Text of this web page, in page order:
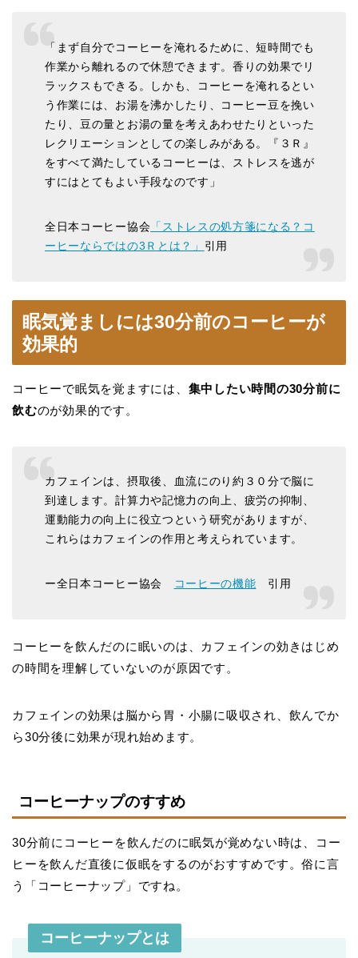
「まず自分でコーヒーを淹れるために、短時間でも
作業から離れるので休憩できます。香りの効果でリ
ラックスもできる。しかも、コーヒーを淹れるとい
う作業には、お湯を沸かしたり、コーヒー豆を挽い
たり、豆の量とお湯の量を考えあわせたりといった
レクリエーションとしての楽しみがある。『３Ｒ』
をすべて満たしているコーヒーは、ストレスを逃が
すにはとてもよい手段なのです」
全日本コーヒー協会 「ストレスの処方箋になる？コ
ーヒーならではの3Ｒとは？」 引用
眠気覚ましには30分前のコーヒーが
効果的
コーヒーで眠気を覚ますには、 集中したい時間の30分前に
飲むのが効果的です。
カフェインは、摂取後、血流にのり約３０分で脳に
到達します。計算力や記憶力の向上、疲労の抑制、
運動能力の向上に役立つという研究がありますが、
これらはカフェインの作用と考えられています。
ー全日本コーヒー協会 コーヒーの機能 引用
コーヒーを飲んだのに眠いのは、カフェインの効きはじめ
の時間を理解していないのが原因です。
カフェインの効果は脳から胃・小腸に吸収され、飲んでか
ら30分後に効果が現れ始めます。
コーヒーナップのすすめ
30分前にコーヒーを飲んだのに眠気が覚めない時は、コー
ヒーを飲んだ直後に仮眠をするのがおすすめです。俗に言
う「コーヒーナップ」ですね。
コーヒーナップとは